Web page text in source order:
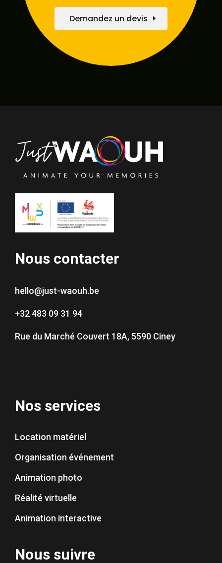
Demandez un devis
Nous contacter
hello@just-waouh.be
+32 483 09 31 94
Rue du Marché Couvert 18A, 5590 Ciney
Nos services
Location matériel
Organisation événement
Animation photo
Réalité virtuelle
Animation interactive
Nous suivre